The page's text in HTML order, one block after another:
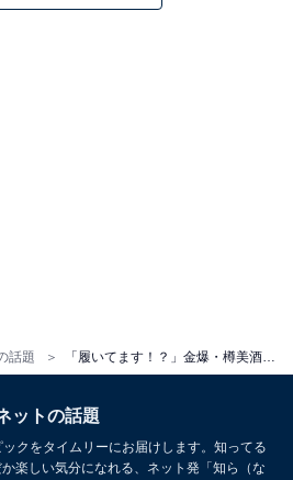
話題 「履いてます！？」金爆・樽美酒研二、裸？ な筋肉ムキムキショット！ 「いや裸っwww」「う、美しすぎる」
ットの話題
クをタイムリーにお届けします。知ってる
楽しい気分になれる、ネット発「知ら（な